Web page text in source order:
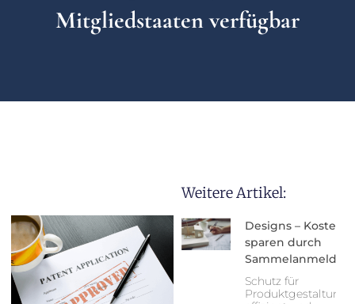
Mitgliedstaaten verfügbar
Weitere Artikel:
Designs – Kosten
sparen durch
Schutz für
Produktgestaltung